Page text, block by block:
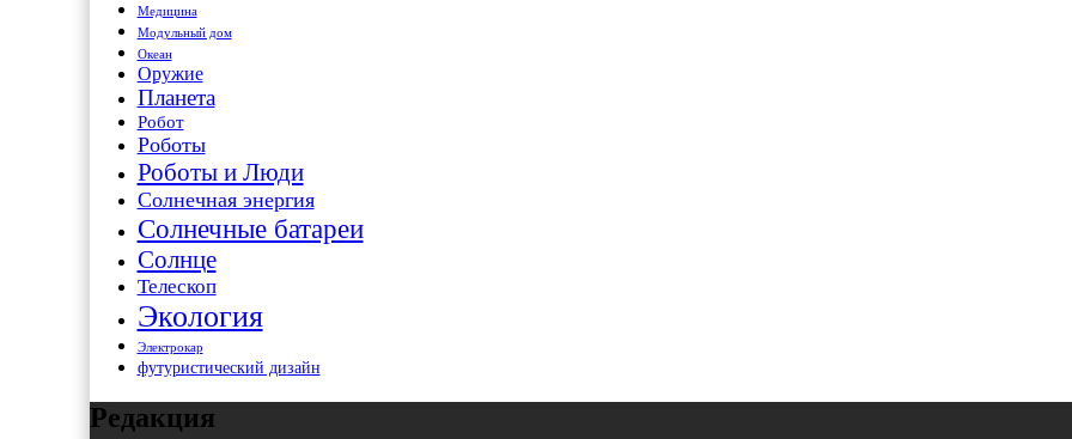
Медицина
Модульный дом
Океан
Оружие
Планета
Робот
Роботы
Роботы и Люди
Солнечная энергия
Солнечные батареи
Солнце
Телескоп
Экология
Электрокар
футуристический дизайн
Редакция